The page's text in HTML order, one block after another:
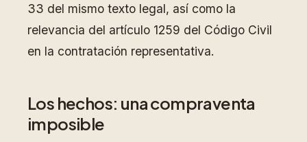
33 del mismo texto legal, así como la
relevancia del artículo 1259 del Código Civil
en la contratación representativa.
Los hechos: una compraventa
imposible